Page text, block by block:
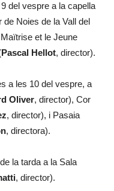
del vespre a la capella
Noies de la Vall del
et le Jeune
Pascal Hellot, director).
a les 10 del vespre, a
Oliver, director), Cor
, director), i Pasaia
, directora).
la tarda a la Sala
, director).